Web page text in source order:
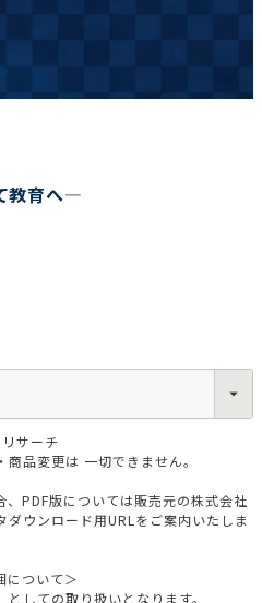
教育へ―
サーチ
品変更は 一切できません。
PDF版については販売元の株式会社
ウンロード用URLをご案内いたしま
について＞
しての取り扱いとなります。